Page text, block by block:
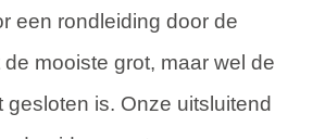
een rondleiding door de
mooiste grot, maar wel de
is. Onze uitsluitend